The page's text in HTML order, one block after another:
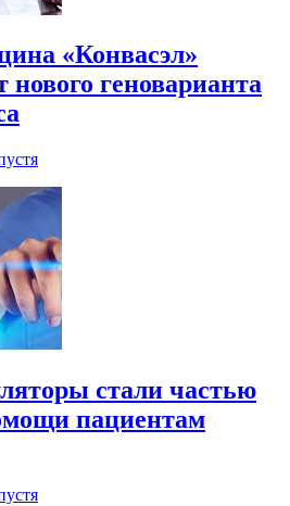
«Конвасэл»
геноварианта
стали частью
пациентам